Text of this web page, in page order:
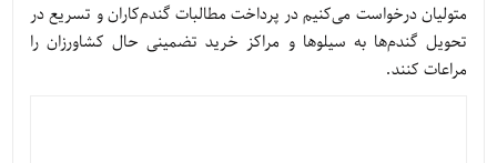
متولیان درخواست می‌کنیم در پرداخت مطالبات گندم‌کاران و تسریع در
تحویل گندم‌ها به سیلوها و مراکز خرید تضمینی حال کشاورزان را
مراعات کنند.